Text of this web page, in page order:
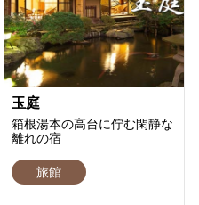
玉庭
箱根湯本の高台に佇む閑静な
離れの宿
旅館